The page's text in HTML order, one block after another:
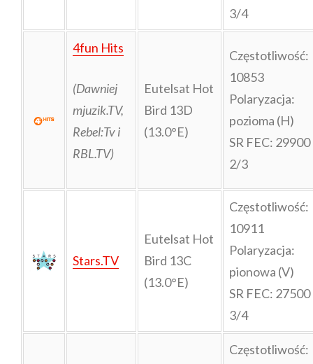
3/4
4fun Hits
(Dawniej
mjuzik.TV,
Rebel:Tv i
RBL.TV)
Eutelsat Hot
Bird 13D
(13.0°E)
Częstotliwość:
10853
Polaryzacja:
pozioma (H)
SR FEC: 29900
2/3
Stars.TV
Eutelsat Hot
Bird 13C
(13.0°E)
Częstotliwość:
10911
Polaryzacja:
pionowa (V)
SR FEC: 27500
3/4
Częstotliwość: